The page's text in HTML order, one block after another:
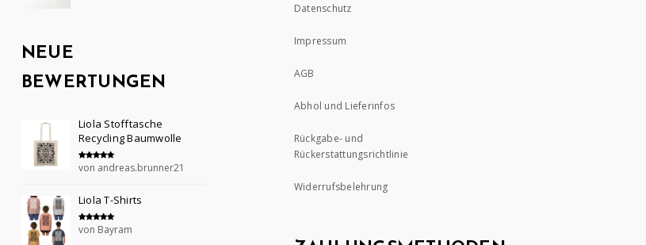
NEUE
BEWERTUNGEN
Liola Stofftasche
Recycling Baumwolle
Bewertet mit
von andreas.brunner21
Liola T-Shirts
Bewertet mit
von Bayram
Datenschutz
Impressum
AGB
Abhol und Lieferinfos
Rückgabe- und
Rückerstattungsrichtlinie
Widerrufsbelehrung